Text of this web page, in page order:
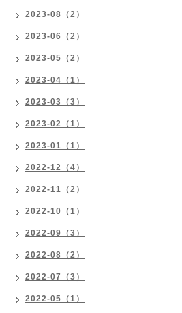
2023-08（2）
2023-06（2）
2023-05（2）
2023-04（1）
2023-03（3）
2023-02（1）
2023-01（1）
2022-12（4）
2022-11（2）
2022-10（1）
2022-09（3）
2022-08（2）
2022-07（3）
2022-05（1）